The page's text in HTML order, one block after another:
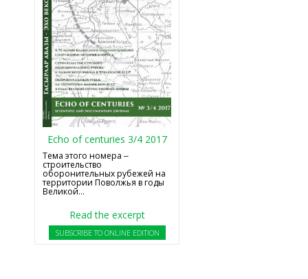
Echo of centuries 3/4 2017
Тема этого номера ‒
строительство
оборонительных рубежей на
территории Поволжья в годы
Великой...
Read the excerpt
SUBSCRIBE TO ONLINE EDITION